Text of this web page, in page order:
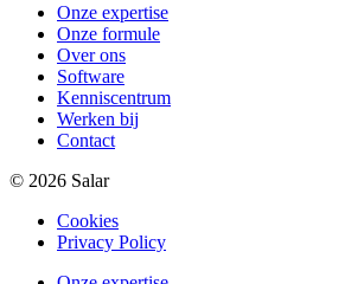
Onze expertise
Onze formule
Over ons
Software
Kenniscentrum
Werken bij
Contact
© 2026 Salar
Cookies
Privacy Policy